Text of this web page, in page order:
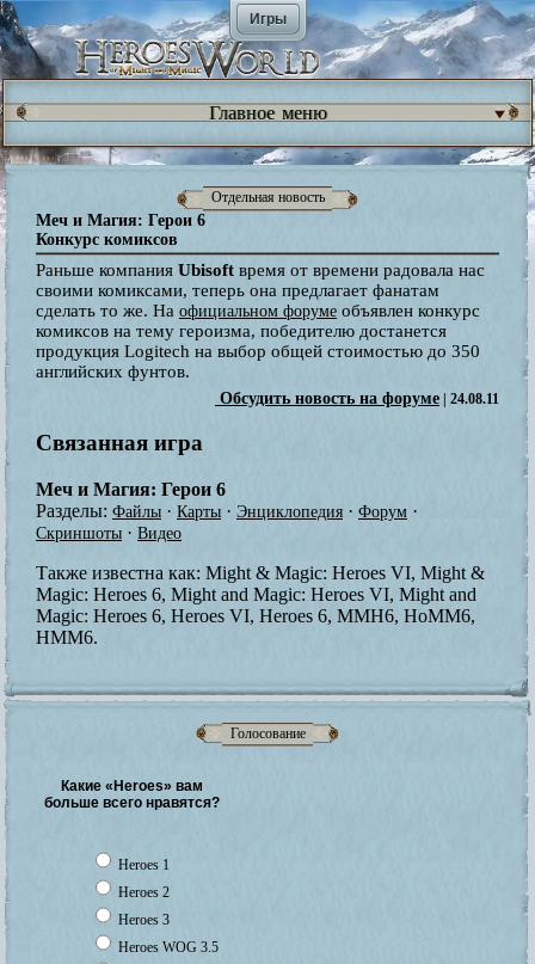
Игры
Голосование
Какие «Heroes» вам
больше всего нравятся?
Heroes 1
Heroes 2
Heroes 3
Heroes WOG 3.5
Главное меню
Отдельная новость
Меч и Магия: Герои 6
Конкурс комиксов
Раньше компания Ubisoft время от времени радовала нас
своими комиксами, теперь она предлагает фанатам
сделать то же. На официальном форуме объявлен конкурс
комиксов на тему героизма, победителю достанется
продукция Logitech на выбор общей стоимостью до 350
английских фунтов.
Обсудить новость на форуме | 24.08.11
Связанная игра
Меч и Магия: Герои 6
Разделы: Файлы · Карты · Энциклопедия · Форум ·
Скриншоты · Видео
Также известна как: Might & Magic: Heroes VI, Might &
Magic: Heroes 6, Might and Magic: Heroes VI, Might and
Magic: Heroes 6, Heroes VI, Heroes 6, MMH6, HoMM6,
HMM6.